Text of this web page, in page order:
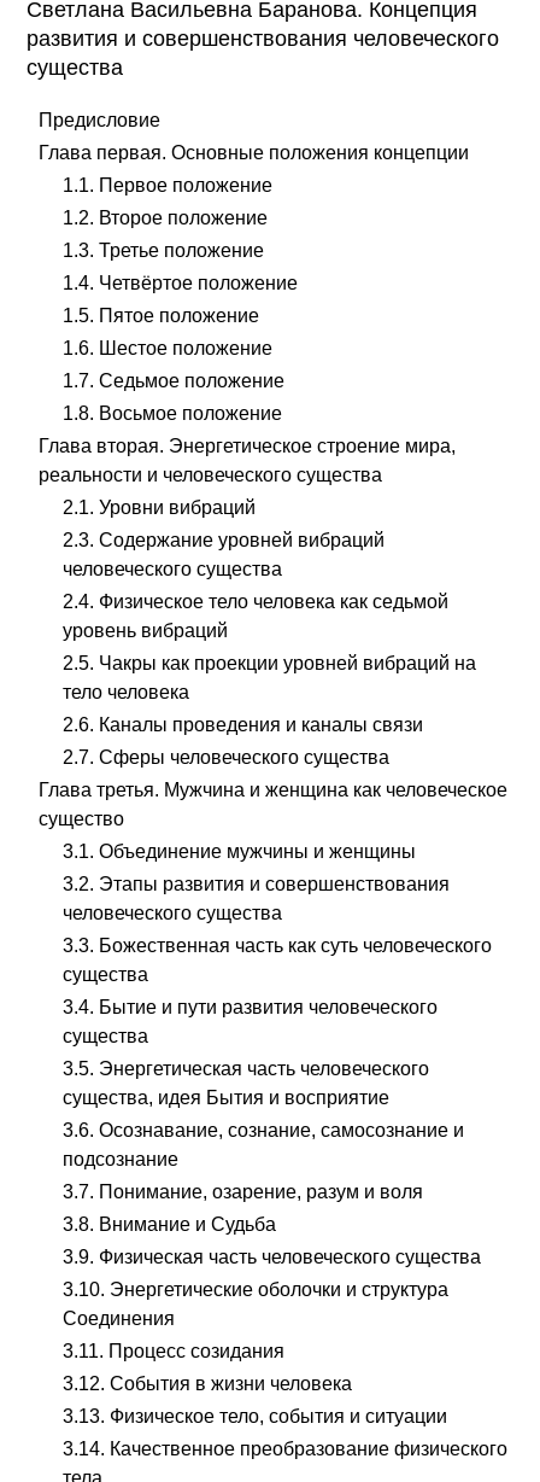
Светлана Васильевна Баранова. Концепция
развития и совершенствования человеческого
существа
Предисловие
Глава первая. Основные положения концепции
1.1. Первое положение
1.2. Второе положение
1.3. Третье положение
1.4. Четвёртое положение
1.5. Пятое положение
1.6. Шестое положение
1.7. Седьмое положение
1.8. Восьмое положение
Глава вторая. Энергетическое строение мира,
реальности и человеческого существа
2.1. Уровни вибраций
2.3. Содержание уровней вибраций
человеческого существа
2.4. Физическое тело человека как седьмой
уровень вибраций
2.5. Чакры как проекции уровней вибраций на
тело человека
2.6. Каналы проведения и каналы связи
2.7. Сферы человеческого существа
Глава третья. Мужчина и женщина как человеческое
существо
3.1. Объединение мужчины и женщины
3.2. Этапы развития и совершенствования
человеческого существа
3.3. Божественная часть как суть человеческого
существа
3.4. Бытие и пути развития человеческого
существа
3.5. Энергетическая часть человеческого
существа, идея Бытия и восприятие
3.6. Осознавание, сознание, самосознание и
подсознание
3.7. Понимание, озарение, разум и воля
3.8. Внимание и Судьба
3.9. Физическая часть человеческого существа
3.10. Энергетические оболочки и структура
Соединения
3.11. Процесс созидания
3.12. События в жизни человека
3.13. Физическое тело, события и ситуации
3.14. Качественное преобразование физического
тела